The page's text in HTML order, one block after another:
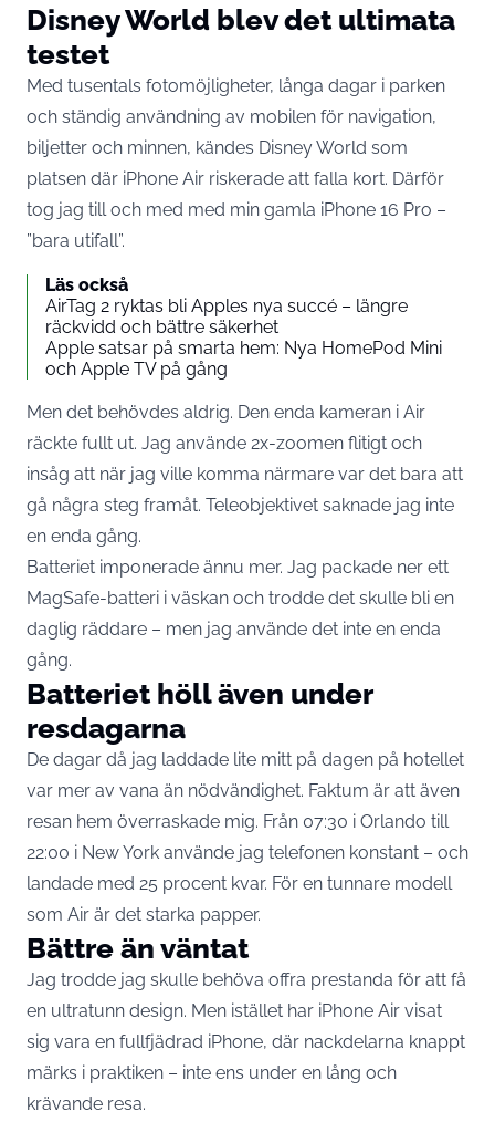
Disney World blev det ultimata
testet
Med tusentals fotomöjligheter, långa dagar i parken
och ständig användning av mobilen för navigation,
biljetter och minnen, kändes Disney World som
platsen där iPhone Air riskerade att falla kort. Därför
tog jag till och med med min gamla iPhone 16 Pro –
”bara utifall”.
Läs också
AirTag 2 ryktas bli Apples nya succé – längre
räckvidd och bättre säkerhet
Apple satsar på smarta hem: Nya HomePod Mini
och Apple TV på gång
Men det behövdes aldrig. Den enda kameran i Air
räckte fullt ut. Jag använde 2x-zoomen flitigt och
insåg att när jag ville komma närmare var det bara att
gå några steg framåt. Teleobjektivet saknade jag inte
en enda gång.
Batteriet imponerade ännu mer. Jag packade ner ett
MagSafe-batteri i väskan och trodde det skulle bli en
daglig räddare – men jag använde det inte en enda
gång.
Batteriet höll även under
resdagarna
De dagar då jag laddade lite mitt på dagen på hotellet
var mer av vana än nödvändighet. Faktum är att även
resan hem överraskade mig. Från 07:30 i Orlando till
22:00 i New York använde jag telefonen konstant – och
landade med 25 procent kvar. För en tunnare modell
som Air är det starka papper.
Bättre än väntat
Jag trodde jag skulle behöva offra prestanda för att få
en ultratunn design. Men istället har iPhone Air visat
sig vara en fullfjädrad iPhone, där nackdelarna knappt
märks i praktiken – inte ens under en lång och
krävande resa.